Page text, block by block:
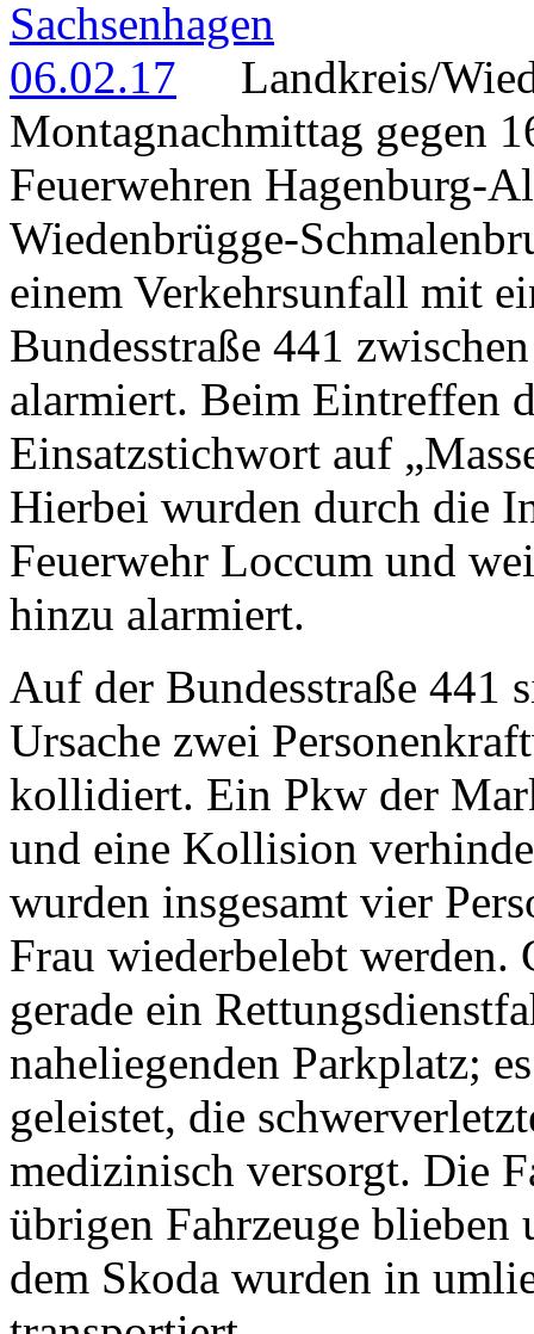
Landkreis/
Montagnachmittag gegen
Feuerwehren Hagenburg-
Wiedenbrügge-
einem Verkehrsunfall mit
Bundesstraße 441
alarmiert. Beim Eintreffen
Einsatzstichwort auf
Hierbei wurden durch die
Feuerwehr Loccum und
hinzu alarmiert.
Auf der Bundesstraße 441
Ursache zwei
kollidiert. Ein Pkw der
und eine Kollision
wurden insgesamt vier
Frau wiederbelebt
gerade ein
naheliegenden Parkplatz;
geleistet, die
medizinisch versorgt. Die
übrigen Fahrzeuge blieben
dem Skoda wurden in